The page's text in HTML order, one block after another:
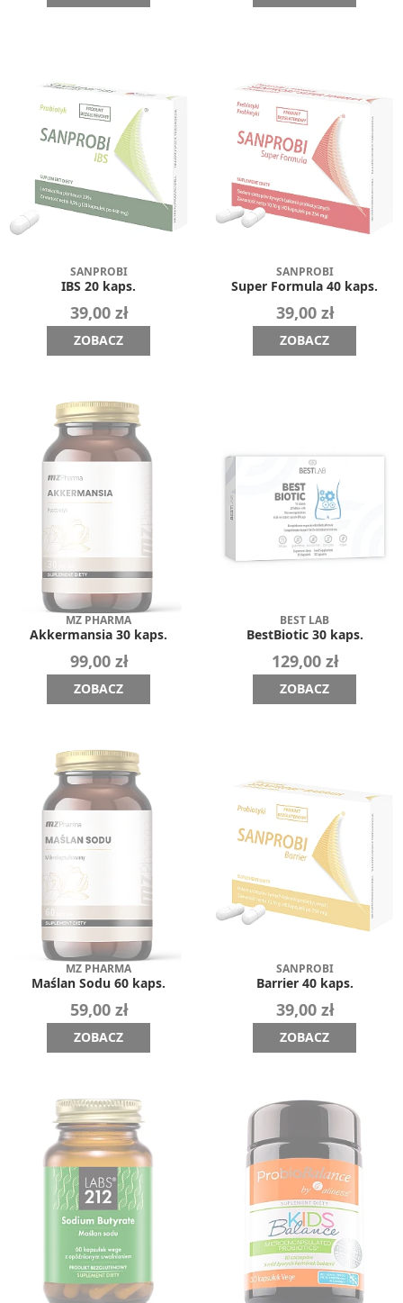
SANPROBI
IBS 20 kaps.
39,00 zł
ZOBACZ
SANPROBI
Super Formula 40 kaps.
39,00 zł
ZOBACZ
MZ PHARMA
Akkermansia 30 kaps.
99,00 zł
ZOBACZ
BEST LAB
BestBiotic 30 kaps.
129,00 zł
ZOBACZ
MZ PHARMA
Maślan Sodu 60 kaps.
59,00 zł
ZOBACZ
SANPROBI
Barrier 40 kaps.
39,00 zł
ZOBACZ